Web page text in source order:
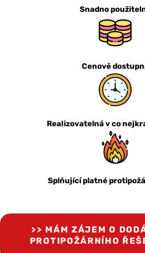
Snadno
Cenově
Realizovatelná v co
Splňující platné
MÁM ZÁJEM O
PROTIPOŽÁRNÍHO